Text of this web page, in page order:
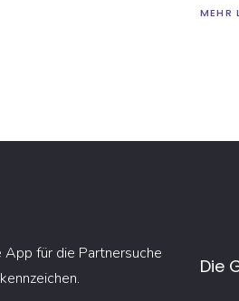
MEHR
App für die Partnersuche
Die